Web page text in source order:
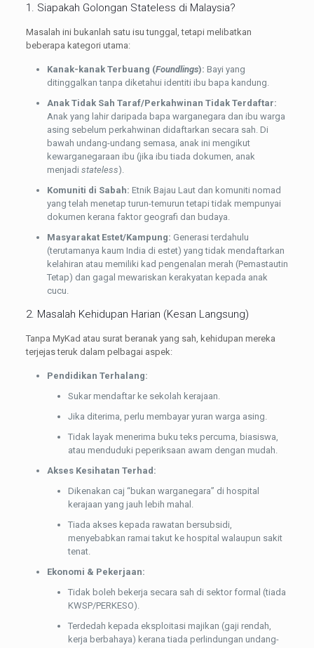
1. Siapakah Golongan Stateless di Malaysia?
Masalah ini bukanlah satu isu tunggal, tetapi melibatkan
beberapa kategori utama:
Kanak-kanak Terbuang (Foundlings): Bayi yang
ditinggalkan tanpa diketahui identiti ibu bapa kandung.
Anak Tidak Sah Taraf/Perkahwinan Tidak Terdaftar:
Anak yang lahir daripada bapa warganegara dan ibu warga
asing sebelum perkahwinan didaftarkan secara sah. Di
bawah undang-undang semasa, anak ini mengikut
kewarganegaraan ibu (jika ibu tiada dokumen, anak
menjadi stateless).
Komuniti di Sabah: Etnik Bajau Laut dan komuniti nomad
yang telah menetap turun-temurun tetapi tidak mempunyai
dokumen kerana faktor geografi dan budaya.
Masyarakat Estet/Kampung: Generasi terdahulu
(terutamanya kaum India di estet) yang tidak mendaftarkan
kelahiran atau memiliki kad pengenalan merah (Pemastautin
Tetap) dan gagal mewariskan kerakyatan kepada anak
cucu.
2. Masalah Kehidupan Harian (Kesan Langsung)
Tanpa MyKad atau surat beranak yang sah, kehidupan mereka
terjejas teruk dalam pelbagai aspek:
Pendidikan Terhalang:
Sukar mendaftar ke sekolah kerajaan.
Jika diterima, perlu membayar yuran warga asing.
Tidak layak menerima buku teks percuma, biasiswa,
atau menduduki peperiksaan awam dengan mudah.
Akses Kesihatan Terhad:
Dikenakan caj “bukan warganegara” di hospital
kerajaan yang jauh lebih mahal.
Tiada akses kepada rawatan bersubsidi,
menyebabkan ramai takut ke hospital walaupun sakit
tenat.
Ekonomi & Pekerjaan:
Tidak boleh bekerja secara sah di sektor formal (tiada
KWSP/PERKESO).
Terdedah kepada eksploitasi majikan (gaji rendah,
kerja berbahaya) kerana tiada perlindungan undang-